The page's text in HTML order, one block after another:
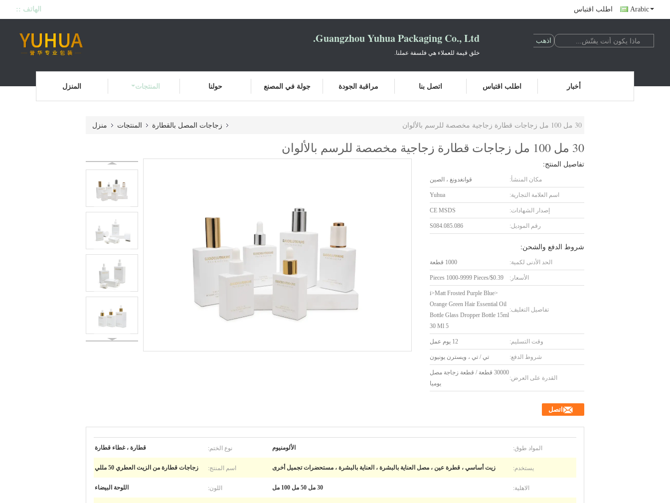
الهاتف :: اطلب اقتباس Arabic
Guangzhou Yuhua Packaging Co., Ltd.
خلق قيمة للعملاء هي فلسفة عملنا.
المنزل المنتجات حولنا جولة في المصنع مراقبة الجودة اتصل بنا اطلب اقتباس أخبار
منزل المنتجات زجاجات المصل بالقطارة 30 مل 100 مل زجاجات قطارة زجاجية مخصصة للرسم بالألوان
30 مل 100 مل زجاجات قطارة زجاجية مخصصة للرسم بالألوان
تفاصيل المنتج:
مكان المنشأ: قوانغدونغ ، الصين
اسم العلامة التجارية: Yuhua
إصدار الشهادات: CE MSDS
رقم الموديل: S084.085.086
شروط الدفع والشحن:
الحد الأدنى لكمية: 1000 قطعة
الأسعار: $0.39/Pieces 1000-9999 Pieces
تفاصيل التغليف:
<i>Matt Frosted Purple Blue
Orange Green Hair Essential Oil
Bottle Glass Dropper Bottle 15ml
30 Ml 5
وقت التسليم: 12 يوم عمل
شروط الدفع: تي / تي ، ويسترن يونيون
القدرة على العرض:
30000 قطعة / قطعة زجاجة مصل
يوميا
اتصل
المواد طوق: الألومنيوم نوع الختم: قطارة ، غطاء قطارة
يستخدم: زيت أساسي ، قطرة عين ، مصل العناية بالبشرة ، العناية بالبشرة ، مستحضرات تجميل أخرى اسم المنتج: زجاجات قطارة من الزيت العطري 50 مللي
الاهلية: 30 مل 50 مل 100 مل اللون: اللوحة البيضاء